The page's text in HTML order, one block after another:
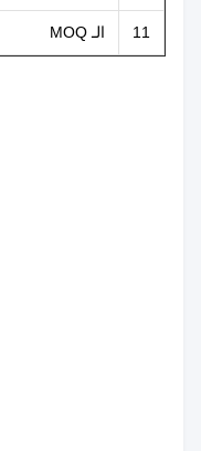
11 الـ MOQ